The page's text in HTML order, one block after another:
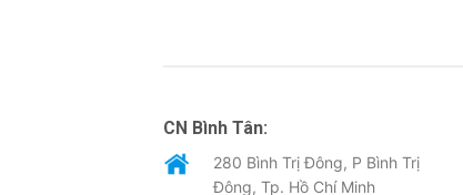
CN Bình Tân:
280 Bình Trị Đông, P Bình Trị
Đông, Tp. Hồ Chí Minh